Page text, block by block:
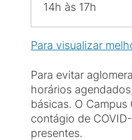
14h às 17h
Para visualizar
Para evitar
horários
básicas. O
contágio de
presentes.